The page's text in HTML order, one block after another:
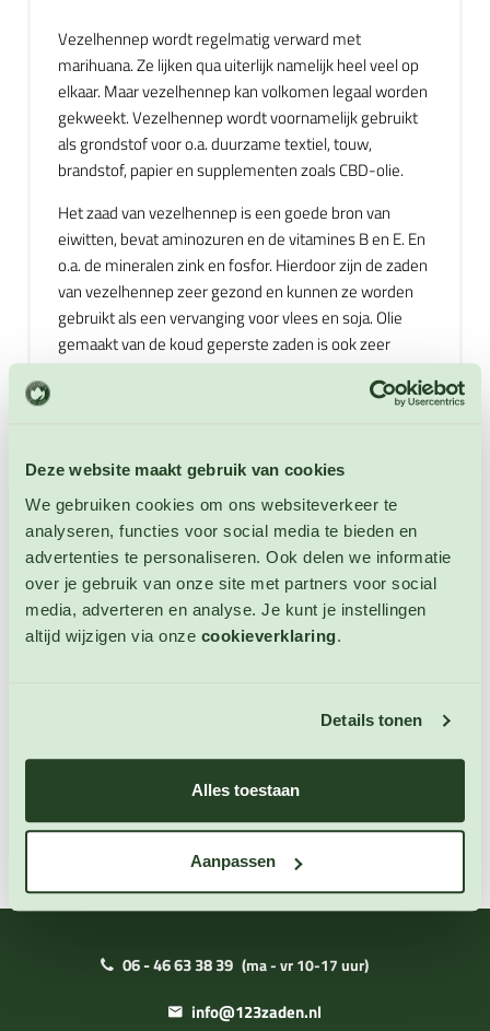
Deze website maakt gebruik van cookies
We gebruiken cookies om ons websiteverkeer te
analyseren, functies voor social media te bieden en
advertenties te personaliseren. Ook delen we informatie
over je gebruik van onze site met partners voor social
media, adverteren en analyse. Je kunt je instellingen
altijd wijzigen via onze cookieverklaring.
Details tonen
Alles toestaan
Aanpassen
Vezelhennep wordt regelmatig verward met
marihuana. Ze lijken qua uiterlijk namelijk heel veel op
elkaar. Maar vezelhennep kan volkomen legaal worden
gekweekt. Vezelhennep wordt voornamelijk gebruikt
als grondstof voor o.a. duurzame textiel, touw,
brandstof, papier en supplementen zoals CBD-olie.
Het zaad van vezelhennep is een goede bron van
eiwitten, bevat aminozuren en de vitamines B en E. En
o.a. de mineralen zink en fosfor. Hierdoor zijn de zaden
van vezelhennep zeer gezond en kunnen ze worden
gebruikt als een vervanging voor vlees en soja. Olie
gemaakt van de koud geperste zaden is ook zeer
gezond omdat het veel essentiele vetzuren bevat en
een bron is van omega 3, 6 en 9. Ook is het gebruik van
van de vezelhennep kunnen als snack worden
gegeten, worden gebruikt als kruidenthee, als poeder
worden toegevoegd aan maaltijden (niet verwarmd) en
als kiemen worden toegevoegd aan maaltijden of
salades. De vezelhennepolie kan worden gebruikt als
vervanger van andere olie en zowel rauw worden
gebruikt in bijv. salades als worden gebruikt in de
Extra informatie
06 - 46 63 38 39 (ma - vr 10-17 uur)
info@123zaden.nl